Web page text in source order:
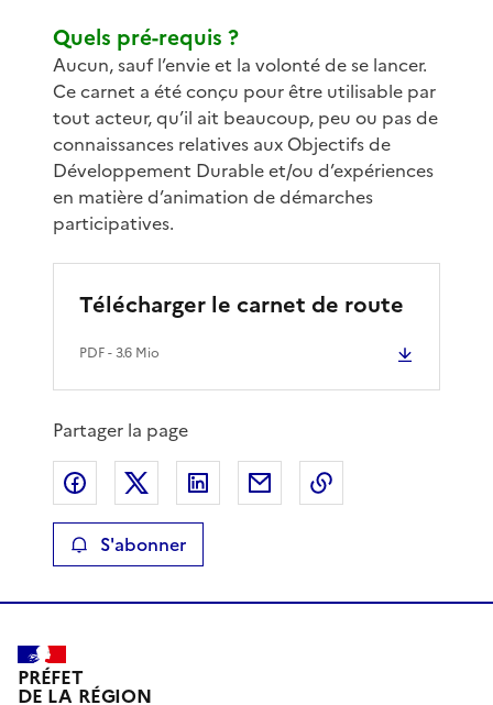
Quels pré-requis ?
Aucun, sauf l’envie et la volonté de se lancer.
Ce carnet a été conçu pour être utilisable par
tout acteur, qu’il ait beaucoup, peu ou pas de
connaissances relatives aux Objectifs de
Développement Durable et/ou d’expériences
en matière d’animation de démarches
participatives.
Télécharger le carnet de route
PDF- 3.6 Mio
Partager la page
Partager sur Facebook
Partager sur XPartager sur LinkedIn
Partager par email
S'abonner
PRÉFET
DE LA RÉGION